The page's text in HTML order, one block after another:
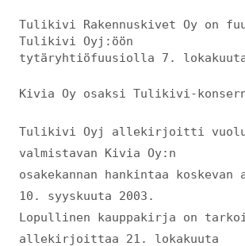
Tulikivi Rakennuskivet Oy on
Tulikivi Oyj:öön
tytäryhtiöfuusiolla 7. lokakuuta
Kivia Oy osaksi Tulikivi-
Tulikivi Oyj allekirjoitti
valmistavan Kivia Oy:n
osakekannan hankintaa koskevan
10. syyskuuta 2003.
Lopullinen kauppakirja on
allekirjoittaa 21. lokakuuta